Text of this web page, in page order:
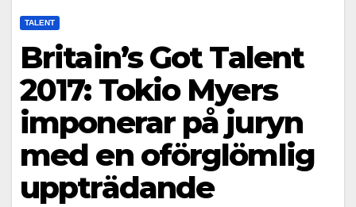
TALENT
Britain’s Got Talent
2017: Tokio Myers
imponerar på juryn
med en oförglömlig
uppträdande